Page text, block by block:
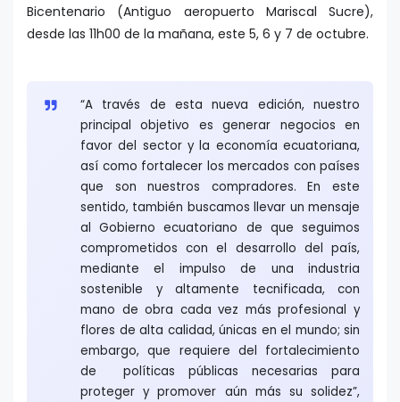
Bicentenario (Antiguo aeropuerto Mariscal Sucre),
desde las 11h00 de la mañana, este 5, 6 y 7 de octubre.
“A través de esta nueva edición, nuestro
principal objetivo es generar negocios en
favor del sector y la economía ecuatoriana,
así como fortalecer los mercados con países
que son nuestros compradores. En este
sentido, también buscamos llevar un mensaje
al Gobierno ecuatoriano de que seguimos
comprometidos con el desarrollo del país,
mediante el impulso de una industria
sostenible y altamente tecnificada, con
mano de obra cada vez más profesional y
flores de alta calidad, únicas en el mundo; sin
embargo, que requiere del fortalecimiento
de políticas públicas necesarias para
proteger y promover aún más su solidez”,